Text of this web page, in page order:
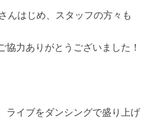
んはじめ、スタッフの方々も
協力ありがとうございました！
ライブをダンシングで盛り上げ